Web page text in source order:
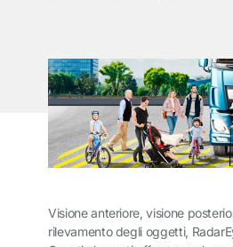
Visione anteriore, visione
rilevamento degli oggetti,